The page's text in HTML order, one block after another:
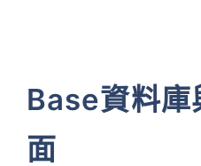
Base資料庫
面